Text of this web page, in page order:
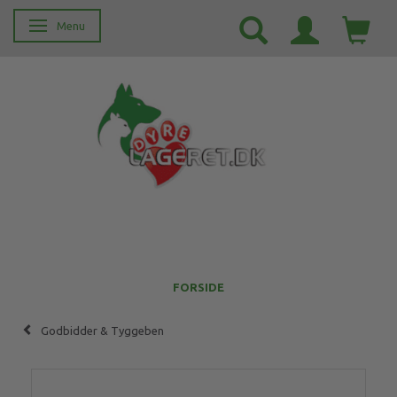
Skifte navigation
Menu
FORSIDE
Godbidder & Tyggeben